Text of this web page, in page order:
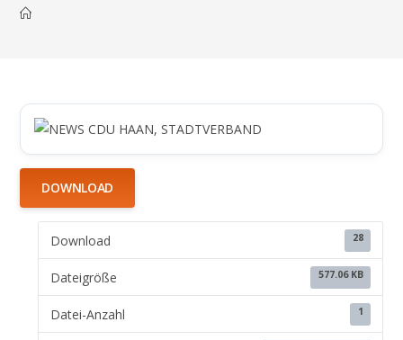
DOWNLOAD
Download 28
Dateigröße 577.06 KB
Datei-Anzahl 1